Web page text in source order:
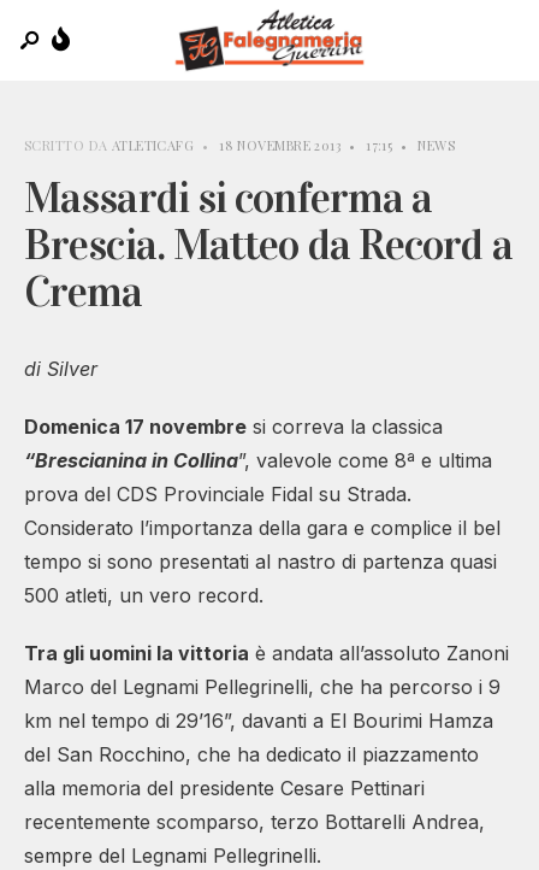
SCRITTO DA ATLETICAFG • 18 NOVEMBRE 2013 • 17:15 • NEWS
Massardi si conferma a
Brescia. Matteo da Record a
Crema
di Silver
Domenica 17 novembre si correva la classica
“Brescianina in Collina”, valevole come 8ª e ultima
prova del CDS Provinciale Fidal su Strada.
Considerato l’importanza della gara e complice il bel
tempo si sono presentati al nastro di partenza quasi
500 atleti, un vero record.
Tra gli uomini la vittoria è andata all’assoluto Zanoni
Marco del Legnami Pellegrinelli, che ha percorso i 9
km nel tempo di 29’16”, davanti a El Bourimi Hamza
del San Rocchino, che ha dedicato il piazzamento
alla memoria del presidente Cesare Pettinari
recentemente scomparso, terzo Bottarelli Andrea,
sempre del Legnami Pellegrinelli.